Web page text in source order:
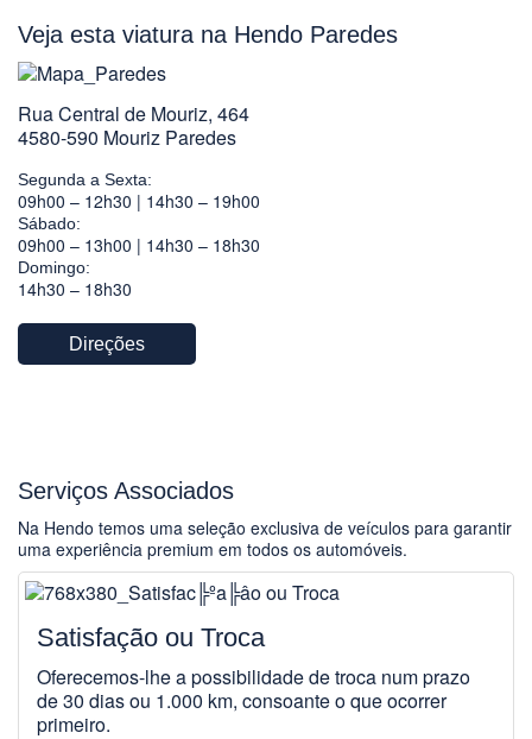
Veja esta viatura na Hendo Paredes
Rua Central de Mouriz, 464
4580-590 Mouriz Paredes
Segunda a Sexta:
09h00 – 12h30 | 14h30 – 19h00
Sábado:
09h00 – 13h00 | 14h30 – 18h30
Domingo:
14h30 – 18h30
Direções
Serviços Associados
Na Hendo temos uma seleção exclusiva de veículos para garantir
uma experiência premium em todos os automóveis.
Satisfação ou Troca
Oferecemos-lhe a possibilidade de troca num prazo
de 30 dias ou 1.000 km, consoante o que ocorrer
primeiro.